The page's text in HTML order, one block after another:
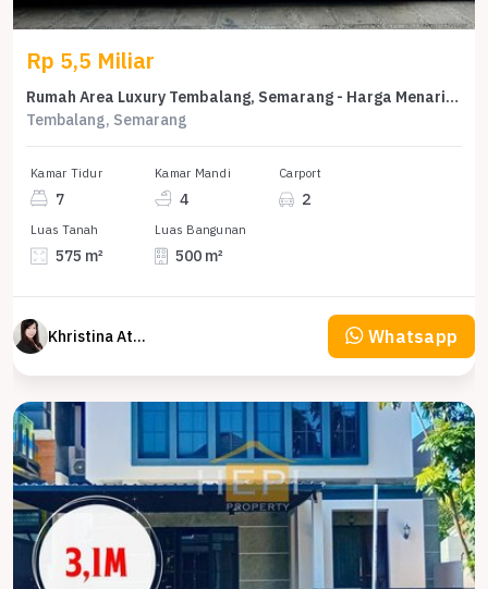
Rp 5,5 Miliar
Rumah Area Luxury Tembalang, Semarang - Harga Menarik 5,5 Miliar
Tembalang, Semarang
Kamar Tidur
7
Kamar Mandi
4
Carport
2
Luas Tanah
575 m²
Luas Bangunan
500 m²
Khristina Atmodjo Whatsapp